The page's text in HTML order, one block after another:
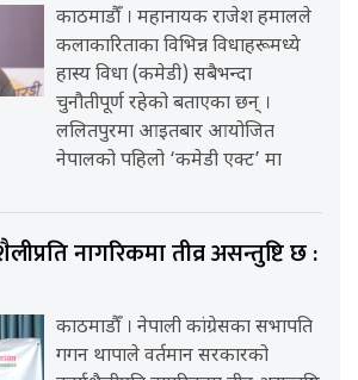
काठमाडौँ । महानायक राजेश हमालले
कलाकारिताका विभिन्न विधाहरूमध्ये
हास्य विधा (कमेडी) सबैभन्दा
चुनौतीपूर्ण रहेको बताएका छन् ।
ललितपुरमा आइतबार आयोजित
नेपालको पहिलो ‘कमेडी एक्ट’ मा
नागरिकमा तीव्र असन्तुष्टि छ :
काठमाडौँ । नेपाली कांग्रेसका सभापति
गगन थापाले वर्तमान सरकारको